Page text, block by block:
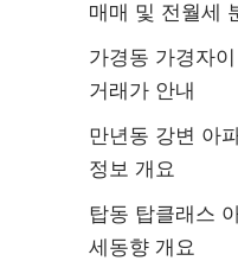
매매 및 전월세
가경동 가경자
거래가 안내
만년동 강변 아
정보 개요
탑동 탑클래스
세동향 개요